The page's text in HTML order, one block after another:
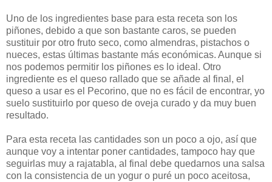
Uno de los ingredientes base para esta receta son los
piñones, debido a que son bastante caros, se pueden
sustituir por otro fruto seco, como almendras, pistachos o
nueces, estas últimas bastante más económicas. Aunque si
nos podemos permitir los piñones es lo ideal. Otro
ingrediente es el queso rallado que se añade al final, el
queso a usar es el Pecorino, que no es fácil de encontrar, yo
suelo sustituirlo por queso de oveja curado y da muy buen
resultado.
Para esta receta las cantidades son un poco a ojo, así que
aunque voy a intentar poner cantidades, tampoco hay que
seguirlas muy a rajatabla, al final debe quedarnos una salsa
con la consistencia de un yogur o puré un poco aceitosa,